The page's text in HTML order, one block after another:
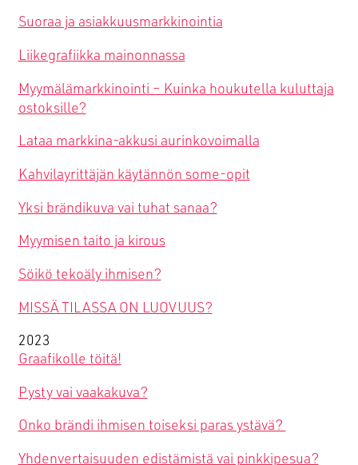
Suoraa ja asiakkuusmarkkinointia
Liikegrafiikka mainonnassa
Myymälämarkkinointi – Kuinka houkutella kuluttaja
ostoksille?
Lataa markkina-akkusi aurinkovoimalla
Kahvilayrittäjän käytännön some-opit
Yksi brändikuva vai tuhat sanaa?
Myymisen taito ja kirous
Söikö tekoäly ihmisen?
MISSÄ TILASSA ON LUOVUUS?
2023
Graafikolle töitä!
Pysty vai vaakakuva?
Onko brändi ihmisen toiseksi paras ystävä?
Yhdenvertaisuuden edistämistä vai pinkkipesua?